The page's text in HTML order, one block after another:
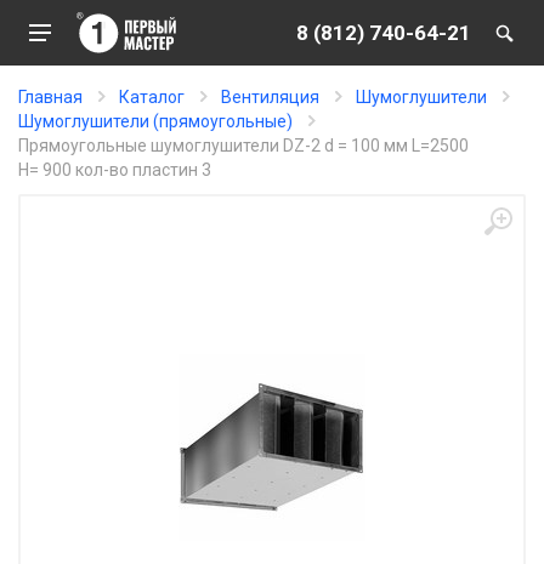
8 (812) 740-64-21
Главная Каталог Вентиляция
Шумоглушители
Шумоглушители (прямоугольные)
Прямоугольные шумоглушители DZ-2 d = 100 мм L=2500
H= 900 кол-во пластин 3